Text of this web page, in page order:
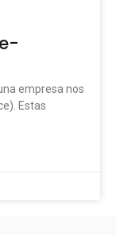
empresa nos
Estas